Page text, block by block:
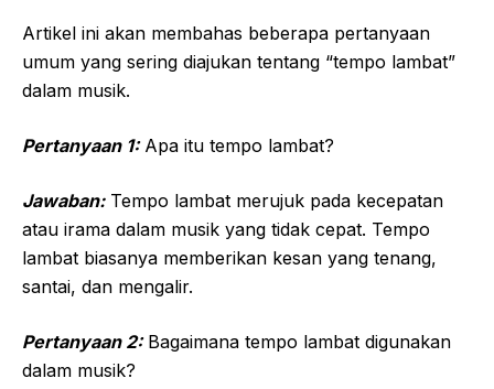
Artikel ini akan membahas beberapa pertanyaan
umum yang sering diajukan tentang “tempo lambat”
dalam musik.
Pertanyaan 1:Apa itu tempo lambat?
Jawaban:Tempo lambat merujuk pada kecepatan
atau irama dalam musik yang tidak cepat. Tempo
lambat biasanya memberikan kesan yang tenang,
santai, dan mengalir.
Pertanyaan 2:Bagaimana tempo lambat digunakan
dalam musik?